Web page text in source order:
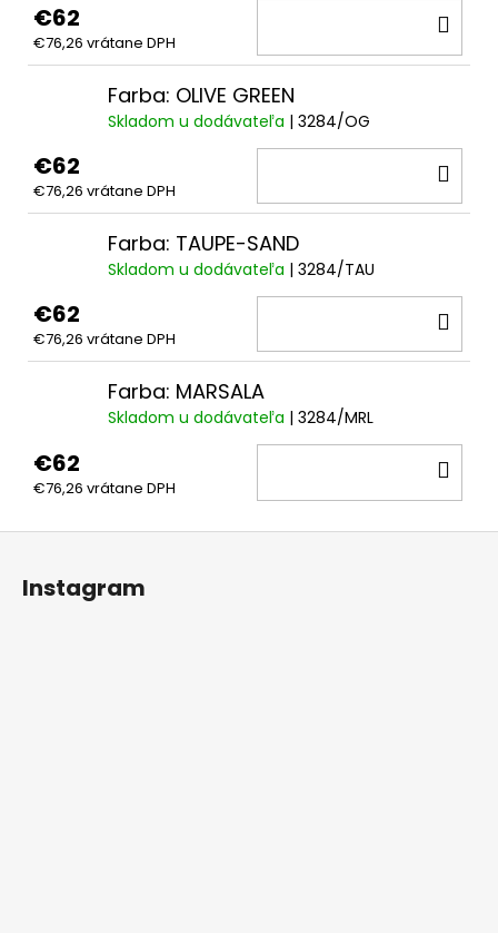
€62
€76,26 vrátane DPH
Farba: OLIVE GREEN
Skladom u dodávateľa | 3284/OG
€62
€76,26 vrátane DPH
Farba: TAUPE-SAND
Skladom u dodávateľa | 3284/TAU
€62
€76,26 vrátane DPH
Farba: MARSALA
Skladom u dodávateľa | 3284/MRL
€62
€76,26 vrátane DPH
Z
Instagram